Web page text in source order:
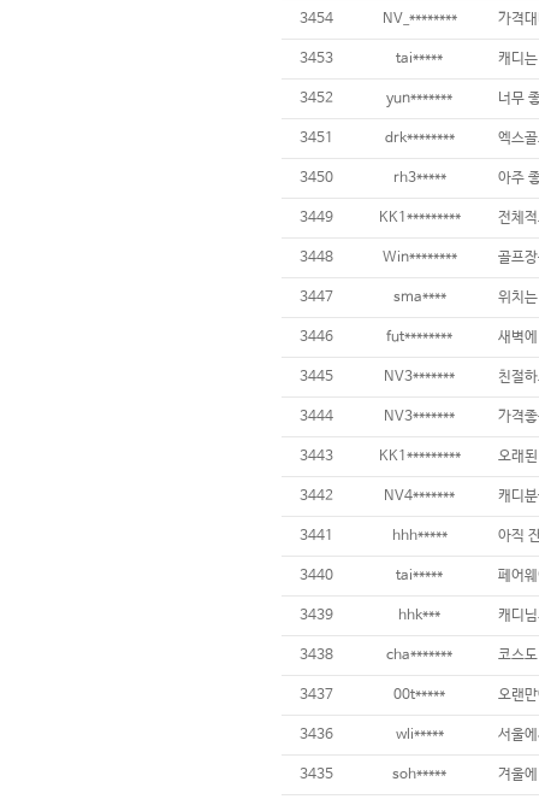
3454 NV_******** 가격
3453 tai*****
3452 yun*******
3451 drk********
3450 rh3*****
3449 KK1********* 전체
3448 Win******** 골프
3447 sma****
3446 fut********
3445 NV3******* 친절
3444 NV3*******
3443 KK1*********
3442 NV4*******
3441 hhh*****
3440 tai*****
3439 hhk***
3438 cha*******
3437 00t*****
3436 wli*****
3435 soh*****